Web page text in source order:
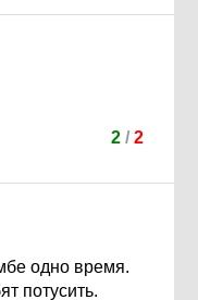
2/ 2
одно время.
потусить.